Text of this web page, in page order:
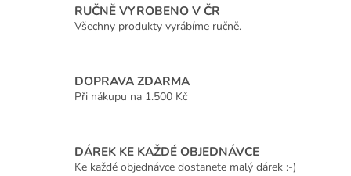
RUČNĚ VYROBENO V ČR
Všechny produkty vyrábíme ručně.
DOPRAVA ZDARMA
Při nákupu na 1.500 Kč
DÁREK KE KAŽDÉ OBJEDNÁVCE
Ke každé objednávce dostanete malý dárek :-)